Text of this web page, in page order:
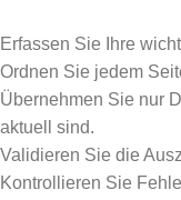
Erfassen Sie Ihre
Ordnen Sie jedem
Übernehmen Sie nur
aktuell sind.
Validieren Sie die
Kontrollieren Sie